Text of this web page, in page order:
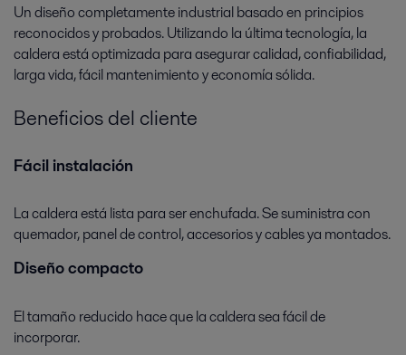
Gas y petróleo
constantemente el rendimiento del proceso manteniendo al mismo
Un diseño completamente industrial basado en principios
reconocidos y probados. Utilizando la última tecnología, la
caldera está optimizada para asegurar calidad, confiabilidad,
larga vida, fácil mantenimiento y economía sólida.
Beneficios del cliente
Fácil instalación
La caldera está lista para ser enchufada. Se suministra con
quemador, panel de control, accesorios y cables ya montados.
Diseño compacto
El tamaño reducido hace que la caldera sea fácil de
incorporar.